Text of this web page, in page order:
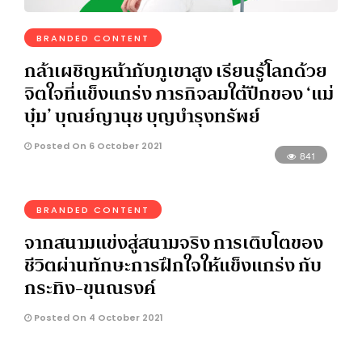
BRANDED CONTENT
กล้าเผชิญหน้ากับภูเขาสูง เรียนรู้โลกด้วย
จิตใจที่แข็งแกร่ง ภารกิจลมใต้ปีกของ ‘แม่
บุ๋ม’ บุณย์ญานุช บุญบำรุงทรัพย์
Posted On 6 October 2021
841
BRANDED CONTENT
จากสนามแข่งสู่สนามจริง การเติบโตของ
ชีวิตผ่านทักษะการฝึกใจให้แข็งแกร่ง กับ
กระทิง-ขุนณรงค์
Posted On 4 October 2021